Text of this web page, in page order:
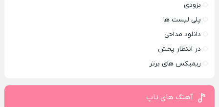
بزودی
پلی لیست ها
دانلود مداحی
در انتظار پخش
ریمیکس های برتر
آهنگ های تاپ